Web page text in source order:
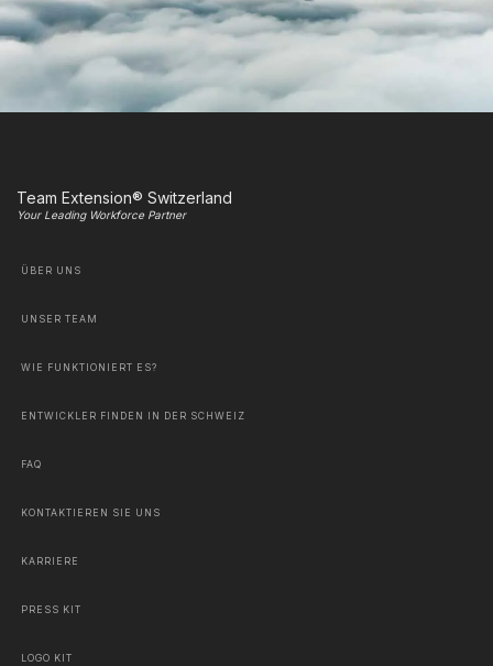
Team Extension® Switzerland
Your Leading Workforce Partner
ÜBER UNS
UNSER TEAM
WIE FUNKTIONIERT ES?
ENTWICKLER FINDEN IN DER SCHWEIZ
FAQ
KONTAKTIEREN SIE UNS
KARRIERE
PRESS KIT
LOGO KIT